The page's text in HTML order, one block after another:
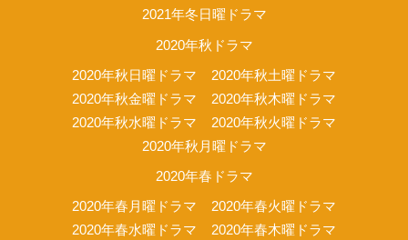
2021年冬日曜ドラマ
2020年秋ドラマ
2020年秋日曜ドラマ
2020年秋土曜ドラマ
2020年秋金曜ドラマ
2020年秋木曜ドラマ
2020年秋水曜ドラマ
2020年秋火曜ドラマ
2020年秋月曜ドラマ
2020年春ドラマ
2020年春月曜ドラマ
2020年春火曜ドラマ
2020年春水曜ドラマ
2020年春木曜ドラマ